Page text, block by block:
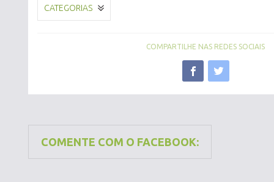
CATEGORIAS
COMPARTILHE NAS REDES SOCIAIS
COMENTE COM O FACEBOOK: